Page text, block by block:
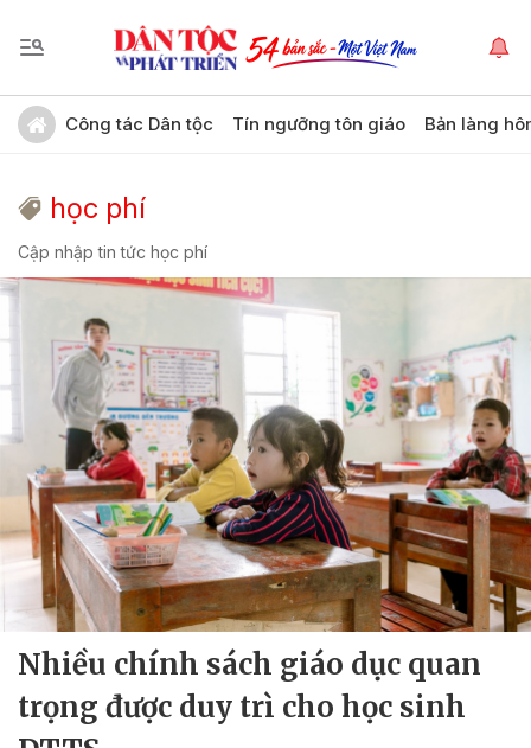
Công tác Dân tộc Tín ngưỡng tôn giáo Bản làng
học phí
Cập nhập tin tức học phí
Nhiều chính sách giáo dục quan
trọng được duy trì cho học sinh